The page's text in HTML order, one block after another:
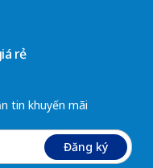
rẻ
tin khuyến mãi
Đăng ký